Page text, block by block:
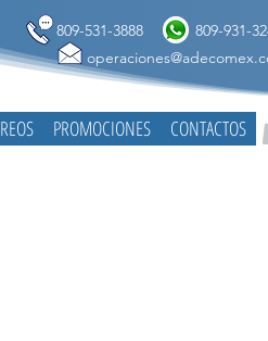
809-531-3888
809-931-
PROMOCIONES CONTACTOS